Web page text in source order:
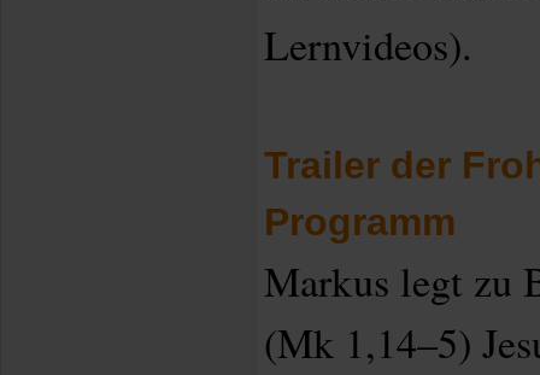
Lernvideos).
Trailer der
Programm
Markus legt zu
(Mk 1,14–5)